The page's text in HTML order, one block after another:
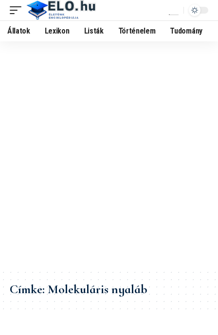
Állatok Lexikon Listák Történelem Tudomány
Címke:Molekuláris nyaláb